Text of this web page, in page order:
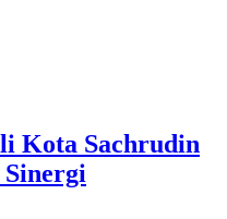
Kota Sachrudin
Sinergi